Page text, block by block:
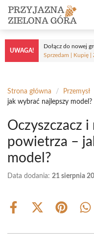
Przejdź
treści
UWAGA!
Dołącz do nowej
Sprzedam | Kupię |
Strona główna / Przemysł
jak wybrać najlepszy model?
Oczyszczacz
powietrza –
model?
Data dodania: 21 sierpnia
Share
Share
(Twitter)
Share